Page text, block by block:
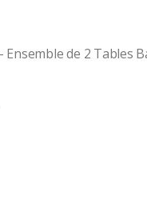
Ensemble de 2 Tables